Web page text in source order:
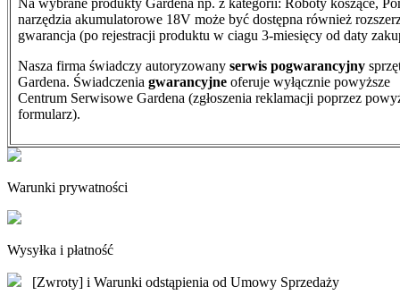
narzędzia akumulatorowe 18V może być dostępna również
gwarancja (po rejestracji produktu w ciagu 3-miesięcy od daty
Nasza firma świadczy autoryzowany serwis pogwarancyjny
Gardena. Świadczenia gwarancyjne oferuje wyłącznie powyższe
Centrum Serwisowe Gardena (zgłoszenia reklamacji poprzez
formularz).
Warunki prywatności
Wysyłka i płatność
[Zwroty] i Warunki odstąpienia od Umowy Sprzedaży